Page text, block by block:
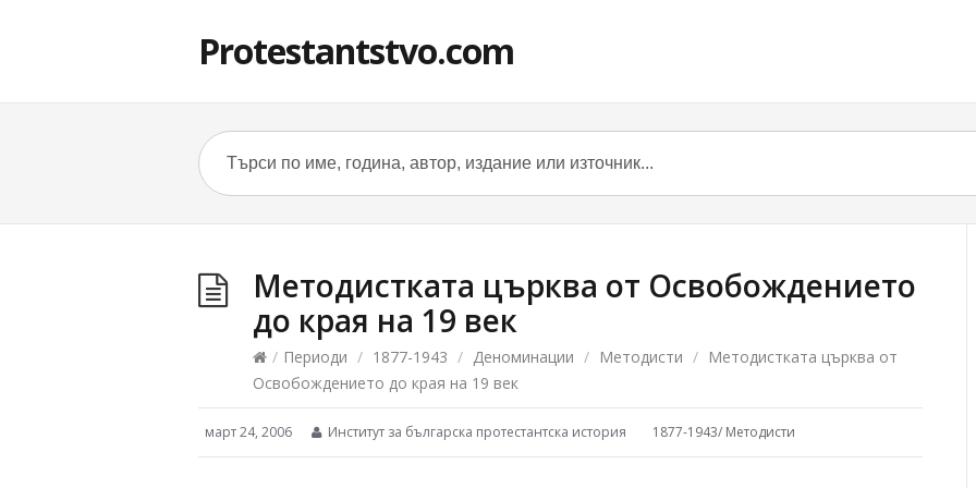
Protestantstvo.com
Методистката църква от Освобождението
до края на 19 век
/ Периоди / 1877-1943 / Деноминации / Методисти / Методистката църква от
Освобождението до края на 19 век
март 24, 2006 Институт за българска протестантска история 1877-1943/ Методисти